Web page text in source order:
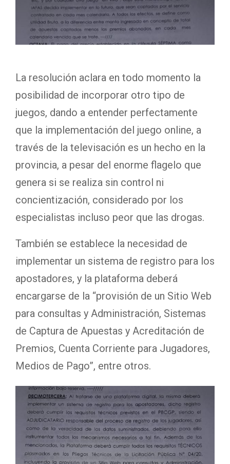
La resolución aclara en todo momento la
posibilidad de incorporar otro tipo de
juegos, dando a entender perfectamente
que la implementación del juego online, a
través de la televisación es un hecho en la
provincia, a pesar del enorme flagelo que
genera si se realiza sin control ni
concientización, considerado por los
especialistas incluso peor que las drogas.
También se establece la necesidad de
implementar un sistema de registro para los
apostadores, y la plataforma deberá
encargarse de la “provisión de un Sitio Web
para consultas y Administración, Sistemas
de Captura de Apuestas y Acreditación de
Premios, Cuenta Corriente para Jugadores,
Medios de Pago”, entre otros.